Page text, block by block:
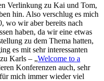
Verlinkung zu Kai und Tom,
hin. Also verschlug es mich
wo wir aber bereits nach
haben, da wir eine etwas
zu dem Thema hatten,
es mit sehr interessanten
Karls – „Welcome to a
Konferenzen auch, sehr
mich immer wieder viel